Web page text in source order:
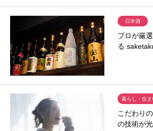
日本酒
プロが厳
る
暮らし・住ま
こだわり
の技術が